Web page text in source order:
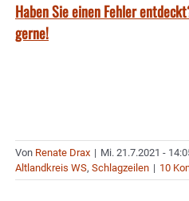
Haben Sie einen Fehler
gerne!
Von Renate Drax | Mi. 21.7.2021 -
Altlandkreis WS, Schlagzeilen | 10